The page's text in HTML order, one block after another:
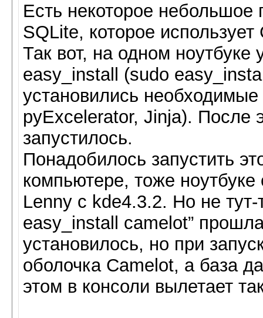
Есть некоторое
SQLite, которое использует
Так вот, на одном
easy_install (sudo
установились
pyExcelerator, Jinja). После
запустилось.
Понадобилось запустить
компьютере, тоже
Lenny с kde4.3.2. Но не
easy_install camelot”
установилось, но при
оболочка Camelot, а база
этом в консоли вылетает